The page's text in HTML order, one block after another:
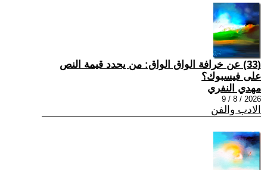
(33) عن خرافة الواق الواق: من يحدد قيمة النص
على فيسبوك؟
مهدي النفري
2026 / 8 / 9
الادب والفن